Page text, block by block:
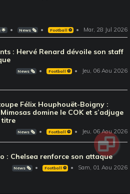
🌟 News 🗞️ Football ⚽️ Mar, 28 Jul 2026
: Hervé Renard dévoile son staff
News 🗞️ Football ⚽️ Jeu, 06 Aou 2026
Félix Houphouët-Boigny :
Mimosas domine le COK et s’adjuge
titre
News 🗞️ Football ⚽️ Jeu, 06 Aou 2026
: Chelsea renforce son attaque
News 🗞️ Football ⚽️ Sam, 01 Aou 2026